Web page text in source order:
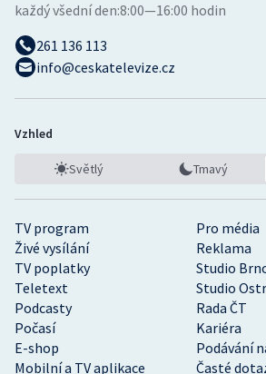
TV program
Pro média
Živé vysílání
Reklama
TV poplatky
Studio
Teletext
Studio
Podcasty
Rada ČT
Počasí
Kariéra
E-shop
Podávání
Mobilní a TV aplikace
Časté
každý všední den:8:00—16:00 hodin
261 136 113
info@ceskatelevize.cz
Vzhled
Světlý Tmavý